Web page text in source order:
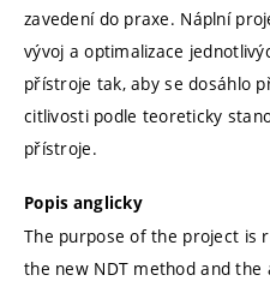
zavedení do praxe. Náplní
vývoj a optimalizace
přístroje tak, aby se dosáhlo
citlivosti podle teoreticky
přístroje.
Popis anglicky
The purpose of the project is
the new NDT method and